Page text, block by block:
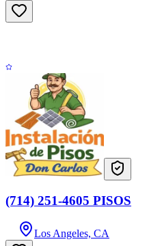
(714) 251-4605 PISOS
Los Angeles, CA